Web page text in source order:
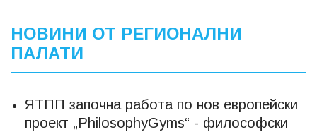
НОВИНИ ОТ РЕГИОНАЛНИ
ПАЛАТИ
ЯТПП започна работа по нов европейски
проект „PhilosophyGyms“ - философски